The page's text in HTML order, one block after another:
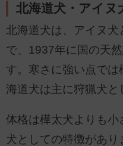
北海道犬・アイヌ
北海道犬は、アイヌ
で、1937年に国の天
す。寒さに強い点で
海道犬は主に狩猟犬と
体格は樺太犬よりも
犬としての特徴があ